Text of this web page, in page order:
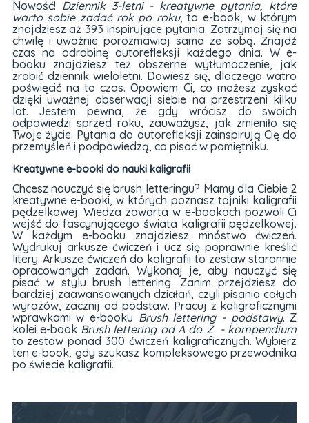
Nowość! Dziennik 3-letni - kreatywne pytania, które
warto sobie zadać rok po roku, to e-book, w którym
znajdziesz aż 393 inspirujące pytania. Zatrzymaj się na
chwilę i uważnie porozmawiaj sama ze sobą. Znajdź
czas na odrobinę autorefleksji każdego dnia. W e-
booku znajdziesz też obszerne wytłumaczenie, jak
zrobić dziennik wieloletni. Dowiesz się, dlaczego watro
poświęcić na to czas. Opowiem Ci, co możesz zyskać
dzięki uważnej obserwacji siebie na przestrzeni kilku
lat. Jestem pewna, że gdy wrócisz do swoich
odpowiedzi sprzed roku, zauważysz, jak zmieniło się
Twoje życie. Pytania do autorefleksji zainspirują Cię do
przemyśleń i podpowiedzą, co pisać w pamiętniku.
Kreatywne e-booki do nauki kaligrafii
Chcesz nauczyć się brush letteringu? Mamy dla Ciebie 2
kreatywne e-booki, w których poznasz tajniki kaligrafii
pędzelkowej. Wiedza zawarta w e-bookach pozwoli Ci
wejść do fascynującego świata kaligrafii pędzelkowej.
W każdym e-booku znajdziesz mnóstwo ćwiczeń.
Wydrukuj arkusze ćwiczeń i ucz się poprawnie kreślić
litery. Arkusze ćwiczeń do kaligrafii to zestaw starannie
opracowanych zadań. Wykonaj je, aby nauczyć się
pisać w stylu brush lettering. Zanim przejdziesz do
bardziej zaawansowanych działań, czyli pisania całych
wyrazów, zacznij od podstaw. Pracuj z kaligraficznymi
wprawkami w e-booku Brush lettering - podstawy. Z
kolei e-book Brush lettering od A do Z - kompendium
to zestaw ponad 300 ćwiczeń kaligraficznych. Wybierz
ten e-book, gdy szukasz kompleksowego przewodnika
po świecie kaligrafii.